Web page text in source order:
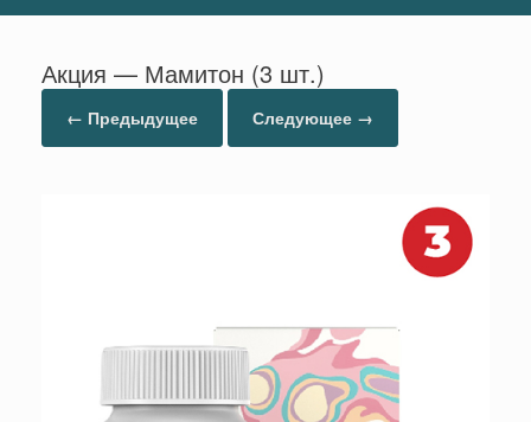
Акция — Мамитон (3 шт.)
← Предыдущее Следующее →